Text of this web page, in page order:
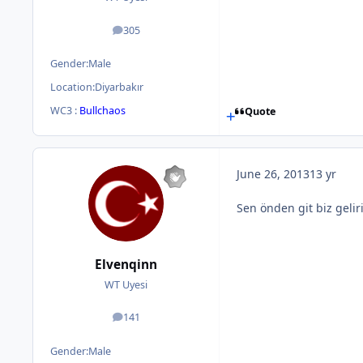
305
posts
Gender:Male
Location:Diyarbakır
WC3 : Bullchaos Quote
Elvenqinn
WT Uyesi
141
posts
Gender:Male
June 26, 201313 yr
Sen önden git biz